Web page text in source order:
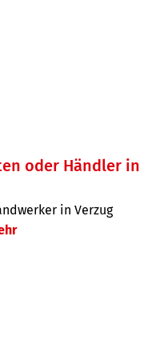
oder Händler in
in Verzug